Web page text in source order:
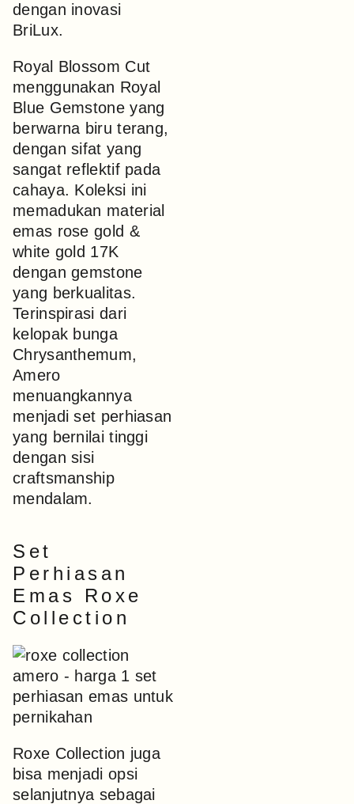
dengan inovasi
BriLux.
Royal Blossom Cut
menggunakan Royal
Blue Gemstone yang
berwarna biru terang,
dengan sifat yang
sangat reflektif pada
cahaya. Koleksi ini
memadukan material
emas rose gold &
white gold 17K
dengan gemstone
yang berkualitas.
Terinspirasi dari
kelopak bunga
Chrysanthemum,
Amero
menuangkannya
menjadi set perhiasan
yang bernilai tinggi
dengan sisi
craftsmanship
mendalam.
Set
Perhiasan
Emas Roxe
Collection
Roxe Collection juga
bisa menjadi opsi
selanjutnya sebagai